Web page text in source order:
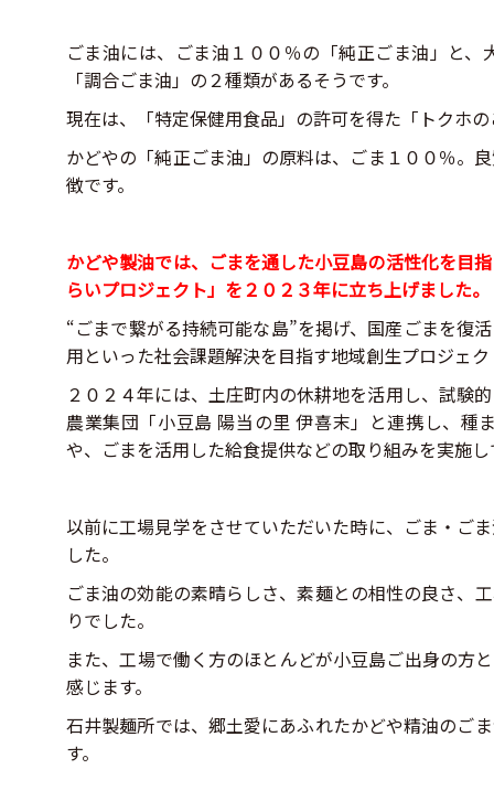
ごま油には、ごま油１００％の「純正ごま油」と
「調合ごま油」の２種類があるそうです。
現在は、「特定保健用食品」の許可を得た「トクホ
かどやの「純正ごま油」の原料は、ごま１００％。
徴です。
かどや製油では、ごまを通した小豆島の活性化を目
らいプロジェクト」 を２０２３年に立ち上げました。
“ごまで繋がる持続可能な島”を掲げ、国産ごまを復
用といった社会課題解決を目指す地域創生プロジェ
２０２４年には、土庄町内の休耕地を活用し、 試験
農業集団「小豆島 陽当の里 伊喜末」と連携し、種
や、 ごまを活用した給食提供などの取り組みを実施
以前に工場見学をさせていただいた時に、ごま・ご
した。
ごま油の効能の素晴らしさ、素麺との相性の良さ、
りでした。
また、工場で働く方のほとんどが小豆島ご出身の方
感じます。
石井製麺所では、郷土愛にあふれたかどや精油のご
す。